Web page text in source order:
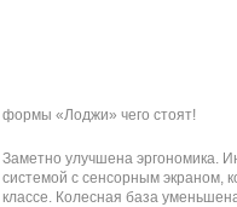
формы «Лоджи» чего стоят!
Заметно улучшена эргономика.
системой с сенсорным экраном,
классе. Колесная база